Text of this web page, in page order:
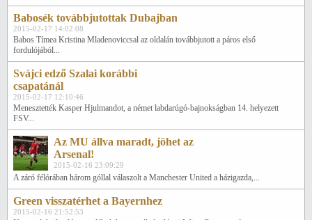
Babosék továbbjutottak Dubajban
2015-02-17 14:02:08
Babos Tímea Kristina Mladenoviccsal az oldalán továbbjutott a páros első
fordulójából...
Svájci edző Szalai korábbi
csapatánál
2015-02-17 12:10:46
Menesztették Kasper Hjulmandot, a német labdarúgó-bajnokságban 14. helyezett
FSV...
Az MU állva maradt, jöhet az
Arsenal!
2015-02-16 23:09:29
A záró félórában három góllal válaszolt a Manchester United a házigazda,...
Green visszatérhet a Bayernhez
2015-02-16 21:52:53